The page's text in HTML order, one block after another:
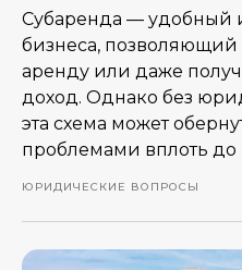
Субаренда — удобный
бизнеса, позволяющий
аренду или даже
доход. Однако без
эта схема может
проблемами вплоть до
ЮРИДИЧЕСКИЕ ВОПРОСЫ